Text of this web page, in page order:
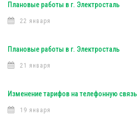
Плановые работы в г. Электросталь
22 января
Плановые работы в г. Электросталь
21 января
Изменение тарифов на телефонную связь
19 января